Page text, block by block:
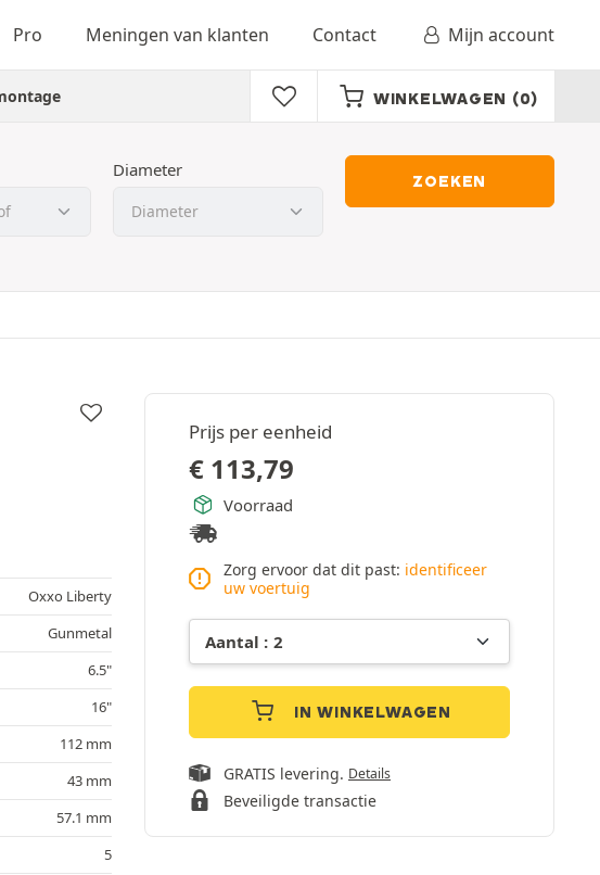
Pro Meningen van klanten Contact Mijn account
WINKELWAGEN (0)
Diameter
ZOEKEN
Prijs per eenheid
€ 113,79
Voorraad
Zorg ervoor dat dit past: identificeer
uw voertuig
IN WINKELWAGEN
GRATIS levering. Details
Beveiligde transactie
Oxxo Liberty
Gunmetal
6.5"
16"
112 mm
43 mm
57.1 mm
5